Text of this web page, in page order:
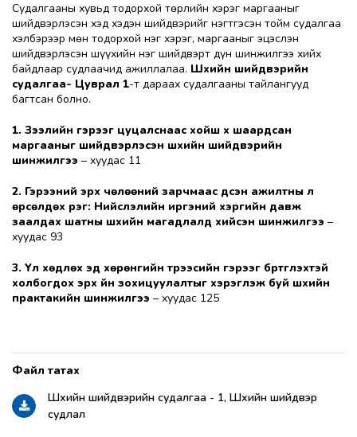
Судалгааны хувьд тодорхой төрлийн хэрэг маргааныг
шийдвэрлэсэн хэд хэдэн шийдвэрийг нэгтгэсэн тойм судалгаа
хэлбэрээр мөн тодорхой нэг хэрэг, маргааныг эцэслэн
шийдвэрлэсэн шүүхийн нэг шийдвэрт дүн шинжилгээ хийх
байдлаар судлаачид ажиллалаа. Шүүхийн шийдвэрийн
судалгаа- Цуврал 1-т дараах судалгааны тайлангууд
багтсан болно.
1. Зээлийн гэрээг цуцалснаас хойш хүү шаардсан
маргааныг шийдвэрлэсэн шүүхийн шийдвэрийн
шинжилгээ – хуудас 11
2. Гэрээний эрх чөлөөний зарчмаас үүдсэн ажилтны үл
өрсөлдөх үүрэг: Нийслэлийн иргэний хэргийн давж
заалдах шатны шүүхийн магадлалд хийсэн шинжилгээ –
хуудас 93
3. Үл хөдлөх эд хөрөнгийн түрээсийн гэрээг бүртгүүлэхтэй
холбогдох эрх үүйн зохицуулалтыг хэрэглэж буй шүүхийн
практакийн шинжилгээ – хуудас 125
Шүүхийн шийдвэрийн судалгаа - 1, Шүүхийн шийдвэр
судлал